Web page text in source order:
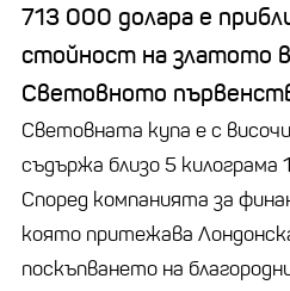
713 000 долара е
стойност на златото
Световното
Световната купа е с
съдържа близо 5 килограма
Според компанията за
която притежава
поскъпването на